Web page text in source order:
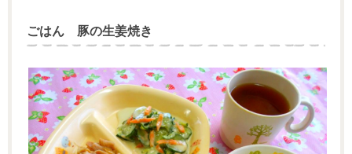
ごはん 豚の生姜焼き